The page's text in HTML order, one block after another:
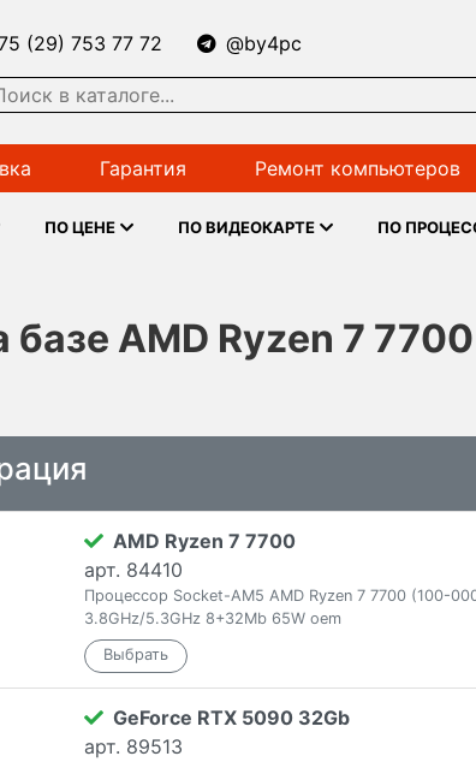
(29) 753 77 72 @by4pc
Гарантия Ремонт компьютеров
ПО ЦЕНЕ ПО ВИДЕОКАРТЕ ПО
AMD Ryzen 7 7700
AMD Ryzen 7 7700
арт. 84410
Процессор Socket-AM5 AMD Ryzen 7 7700 (100-
3.8GHz/5.3GHz 8+32Mb 65W oem
GeForce RTX 5090 32Gb
арт. 89513